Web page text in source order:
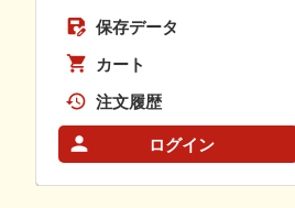
保存データ
カート
注文履歴
ログイン